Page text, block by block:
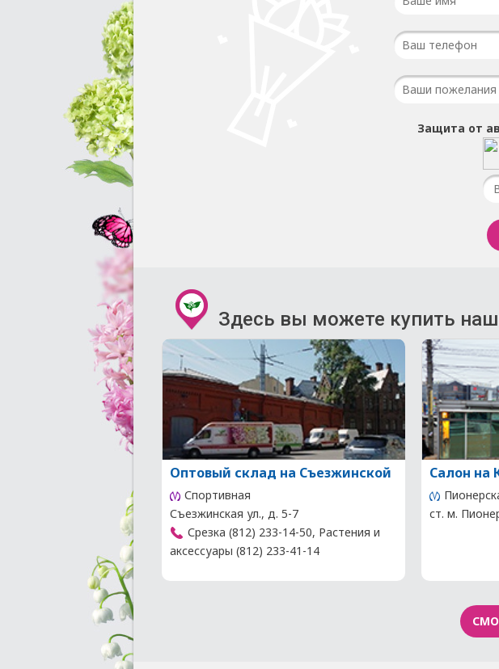
Защита от
Здесь вы можете купить
Оптовый склад на Съезжинской
Спортивная
Съезжинская ул., д. 5-7
Срезка (812) 233-14-50, Растения и
аксессуары (812) 233-41-14
Салон на
ст. м.